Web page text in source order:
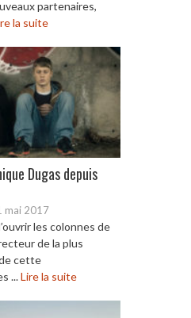
partenaires,
la suite
Dugas depuis
mai 2017
les colonnes de
de la plus
cette
...Lire la suite